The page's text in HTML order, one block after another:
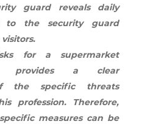
guard reveals daily
to the security guard
for a supermarket
provides a clear
the specific threats
profession. Therefore,
measures can be